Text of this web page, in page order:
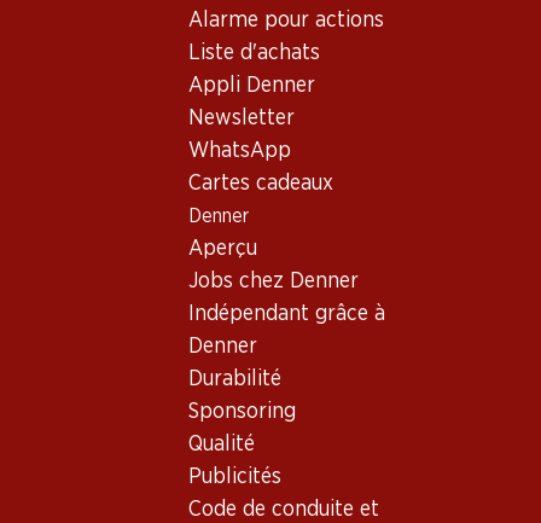
Alarme pour actions
Liste d'achats
Appli Denner
Newsletter
WhatsApp
Cartes cadeaux
Denner
Aperçu
Jobs chez Denner
Indépendant grâce à
Denner
Durabilité
Sponsoring
Qualité
Publicités
Code de conduite et
3 produits
Haut de la page
Restez au courant grâce à la newsletter Denner. Inscrivez-